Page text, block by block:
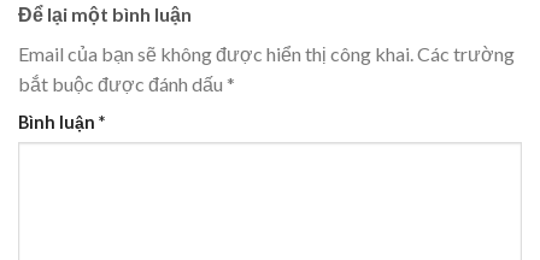
Để lại một bình luận
Email của bạn sẽ không được hiển thị công khai. Các trường
bắt buộc được đánh dấu *
Bình luận *